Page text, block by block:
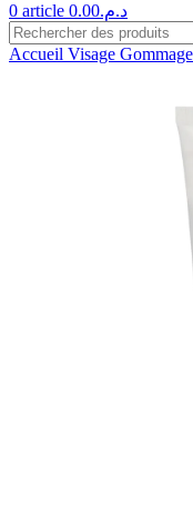
0 article د.م.0.00
Accueil Visage